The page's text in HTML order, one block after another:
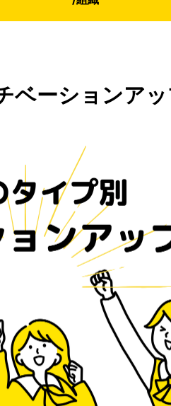
ベーションア